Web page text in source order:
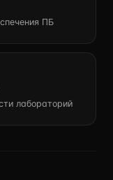
ПБ
лабораторий